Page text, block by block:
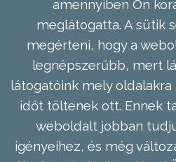
amennyiben Ön
meglátogatta. A sütik
megérteni, hogy a
legnépszerűbb, mert
látogatóink mely
időt töltenek ott. Ennek
weboldalt jobban
igényeihez, és még